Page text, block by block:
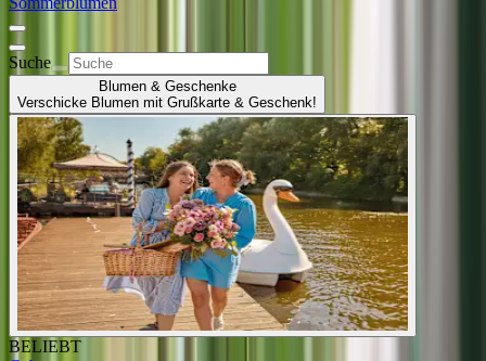
Suche
Blumen & Geschenke
Verschicke Blumen mit Grußkarte & Geschenk!
BELIEBT